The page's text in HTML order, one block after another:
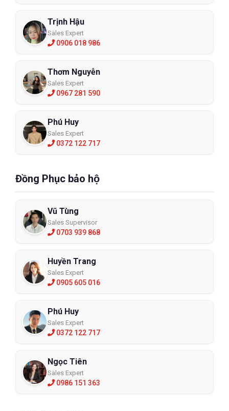
Trịnh Hậu
Sales Expert
0906 018 986
Thơm Nguyễn
Sales Expert
0967 281 590
Phú Huy
Sales Expert
0372 122 717
Đồng Phục bảo hộ
Vũ Tùng
Sales Supervisor
0703 939 868
Huyền Trang
Sales Expert
0905 605 016
Phú Huy
Sales Expert
0372 122 717
Ngọc Tiên
Sales Expert
0986 151 363